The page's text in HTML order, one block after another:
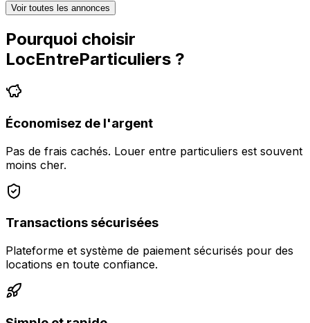
Voir toutes les annonces
Pourquoi choisir
LocEntreParticuliers ?
Économisez de l'argent
Pas de frais cachés. Louer entre particuliers est souvent
moins cher.
Transactions sécurisées
Plateforme et système de paiement sécurisés pour des
locations en toute confiance.